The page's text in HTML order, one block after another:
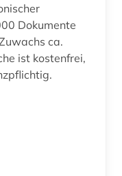
Dokumente
ca.
ist kostenfrei,